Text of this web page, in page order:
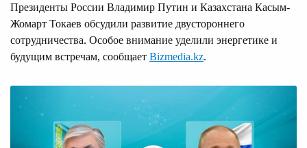
Президенты России Владимир Путин и Казахстана Касым-
Жомарт Токаев обсудили развитие двустороннего
сотрудничества. Особое внимание уделили энергетике и
будущим встречам, сообщает Bizmedia.kz.